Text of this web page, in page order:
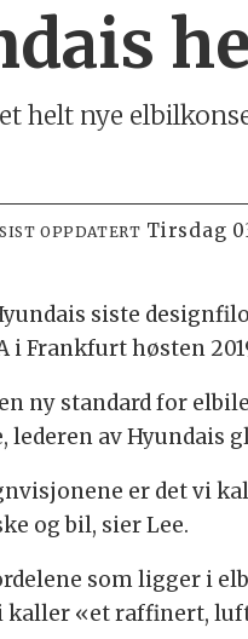
helt nye
SIST OPPDATERT tirsdag
siste
i Frankfurt høsten
ny standard for
lederen av Hyundais
er det vi
og bil, sier Lee.
som ligger i
kaller «et raffinert,